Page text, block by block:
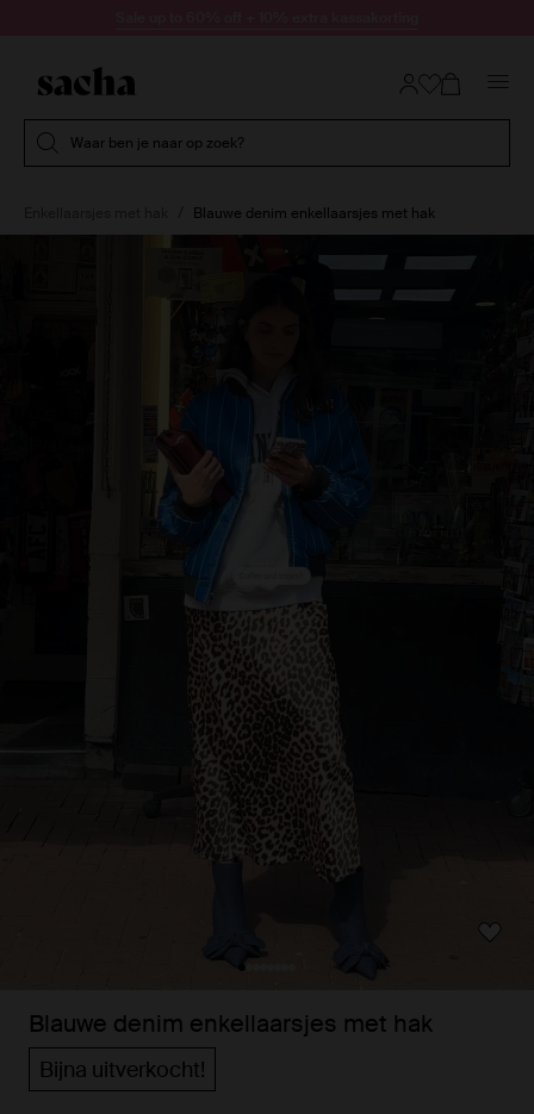
Waar ben je naar op zoek?
Blauwe denim enkellaarsjes met hak
Blauwe denim enkellaarsjes met hak
Bijna uitverkocht!